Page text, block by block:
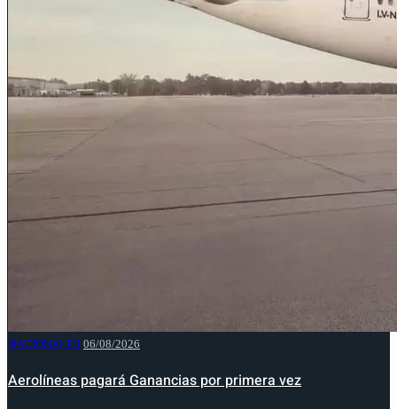
NACIONALES 06/08/2026
Aerolíneas pagará Ganancias por primera vez